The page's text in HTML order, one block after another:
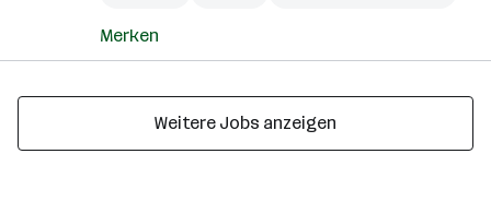
Merken
Weitere Jobs anzeigen